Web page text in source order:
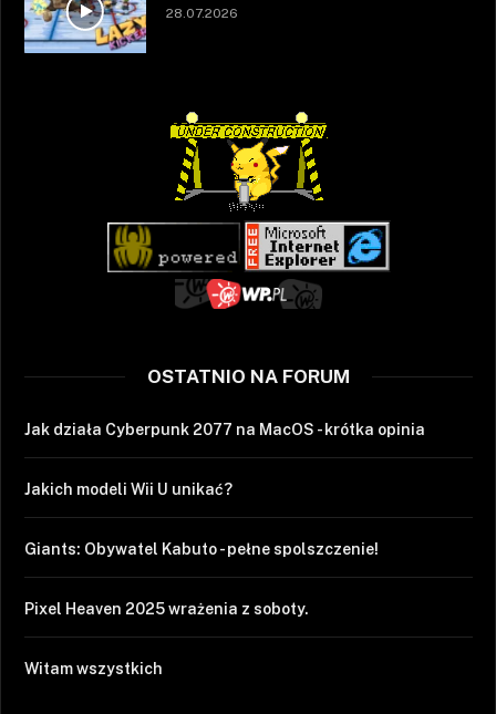
28.07.2026
OSTATNIO NA FORUM
Jak działa Cyberpunk 2077 na MacOS - krótka opinia
Jakich modeli Wii U unikać?
Giants: Obywatel Kabuto - pełne spolszczenie!
Pixel Heaven 2025 wrażenia z soboty.
Witam wszystkich